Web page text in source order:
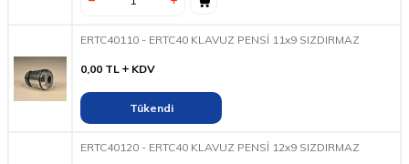
ERTC40110 - ERTC40 KLAVUZ PENSİ 11x9 SIZDIRMAZ
0,00 TL KDV
Tükendi
ERTC40120 - ERTC40 KLAVUZ PENSİ 12x9 SIZDIRMAZ